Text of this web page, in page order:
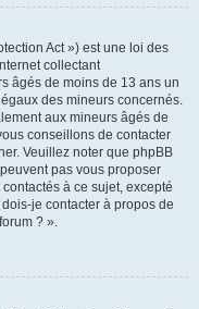
Act ») est une loi des
collectant
âgés de moins de 13 ans un
des mineurs concernés.
aux mineurs âgés de
conseillons de contacter
Veuillez noter que phpBB
pas vous proposer
à ce sujet, excepté
je contacter à propos de
? ».